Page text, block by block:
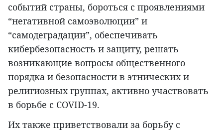
событий страны, бороться с проявлениями
“негативной самоэволюции” и
“самодеградации”, обеспечивать
кибербезопасность и защиту, решать
возникающие вопросы общественного
порядка и безопасности в этнических и
религиозных группах, активно участвовать
в борьбе с COVID-19.
Их также приветствовали за борьбу с